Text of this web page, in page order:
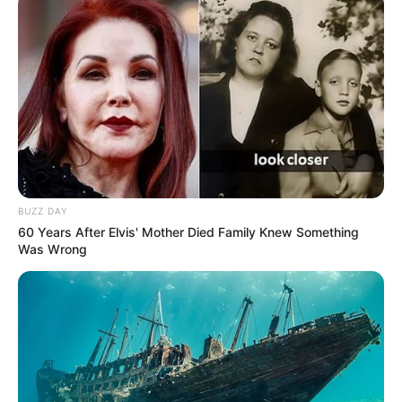
excessive n’est mise sur ses épaules. Dans ces conditions,
KING OPERA (10)
vise avant tout une place. Et, avec un
déroulement favorable, il peut parfaitement intégrer la
combinaison du Quinté+.
BUZZ DAY
60 Years After Elvis' Mother Died Family Knew Something
Was Wrong